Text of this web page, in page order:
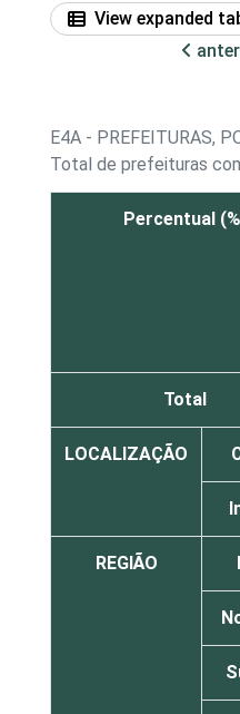
View expanded
E4A - PREFEITURAS,
Total de prefeituras
Percentual
Total
LOCALIZAÇÃO
REGIÃO